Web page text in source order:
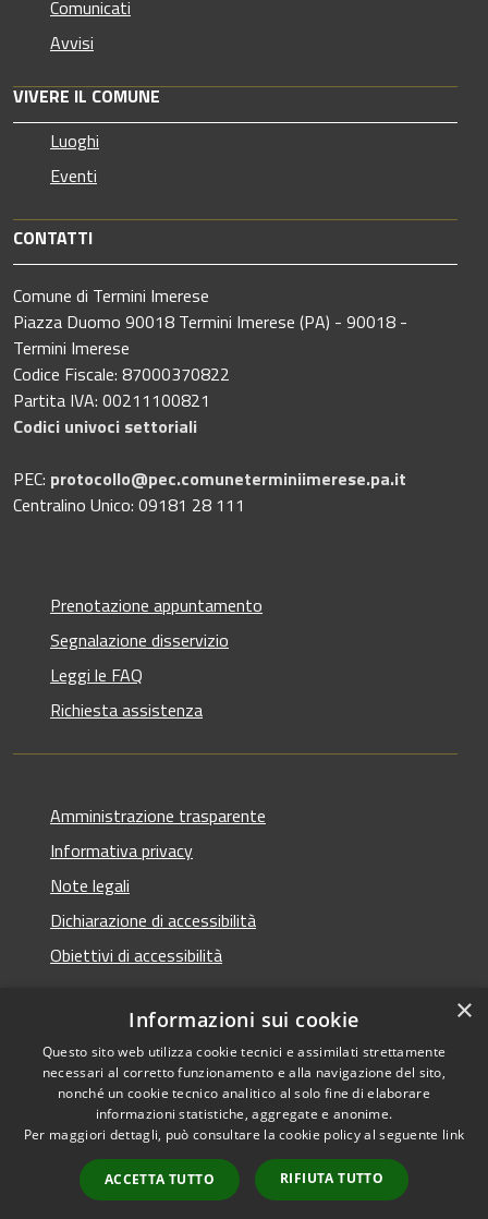
Comunicati
Avvisi
VIVERE IL COMUNE
Luoghi
Eventi
CONTATTI
Comune di Termini Imerese
Piazza Duomo 90018 Termini Imerese (PA) - 90018 -
Termini Imerese
Codice Fiscale: 87000370822
Partita IVA: 00211100821
Codici univoci settoriali
PEC: protocollo@pec.comuneterminiimerese.pa.it
Centralino Unico: 09181 28 111
Prenotazione appuntamento
Segnalazione disservizio
Leggi le FAQ
Richiesta assistenza
Amministrazione trasparente
Informativa privacy
Note legali
Dichiarazione di accessibilità
Obiettivi di accessibilità
RSS
Accessibilità
Cookie
Mappa del sito
Webmail - Posta
Copyright © 2026 • Comune di
Termini Imerese • Powered
byMunicipium•
redazione
×
Informazioni sui cookie
Questo sito web utilizza cookie tecnici e assimilati strettamente
necessari al corretto funzionamento e alla navigazione del sito,
nonché un cookie tecnico analitico al solo fine di elaborare
informazioni statistiche, aggregate e anonime.
Per maggiori dettagli, può consultare la cookie policy al seguente link
ACCETTA TUTTO RIFIUTA TUTTO